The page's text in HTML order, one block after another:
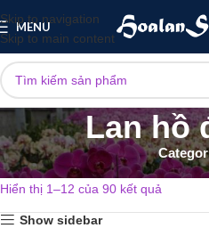
Skip to navigation
Skip to main content
MENU
Lan hồ
Trang chủ Lan hồ điệp sự kiện Lan
Hiển thị 1–12 của 90 kết quả
Show sidebar